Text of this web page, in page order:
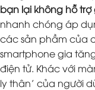
bạn lại không hỗ
nhanh chóng áp
các sản phầm của
smartphone gia
điện tử. Khác với
ly thân’ của người